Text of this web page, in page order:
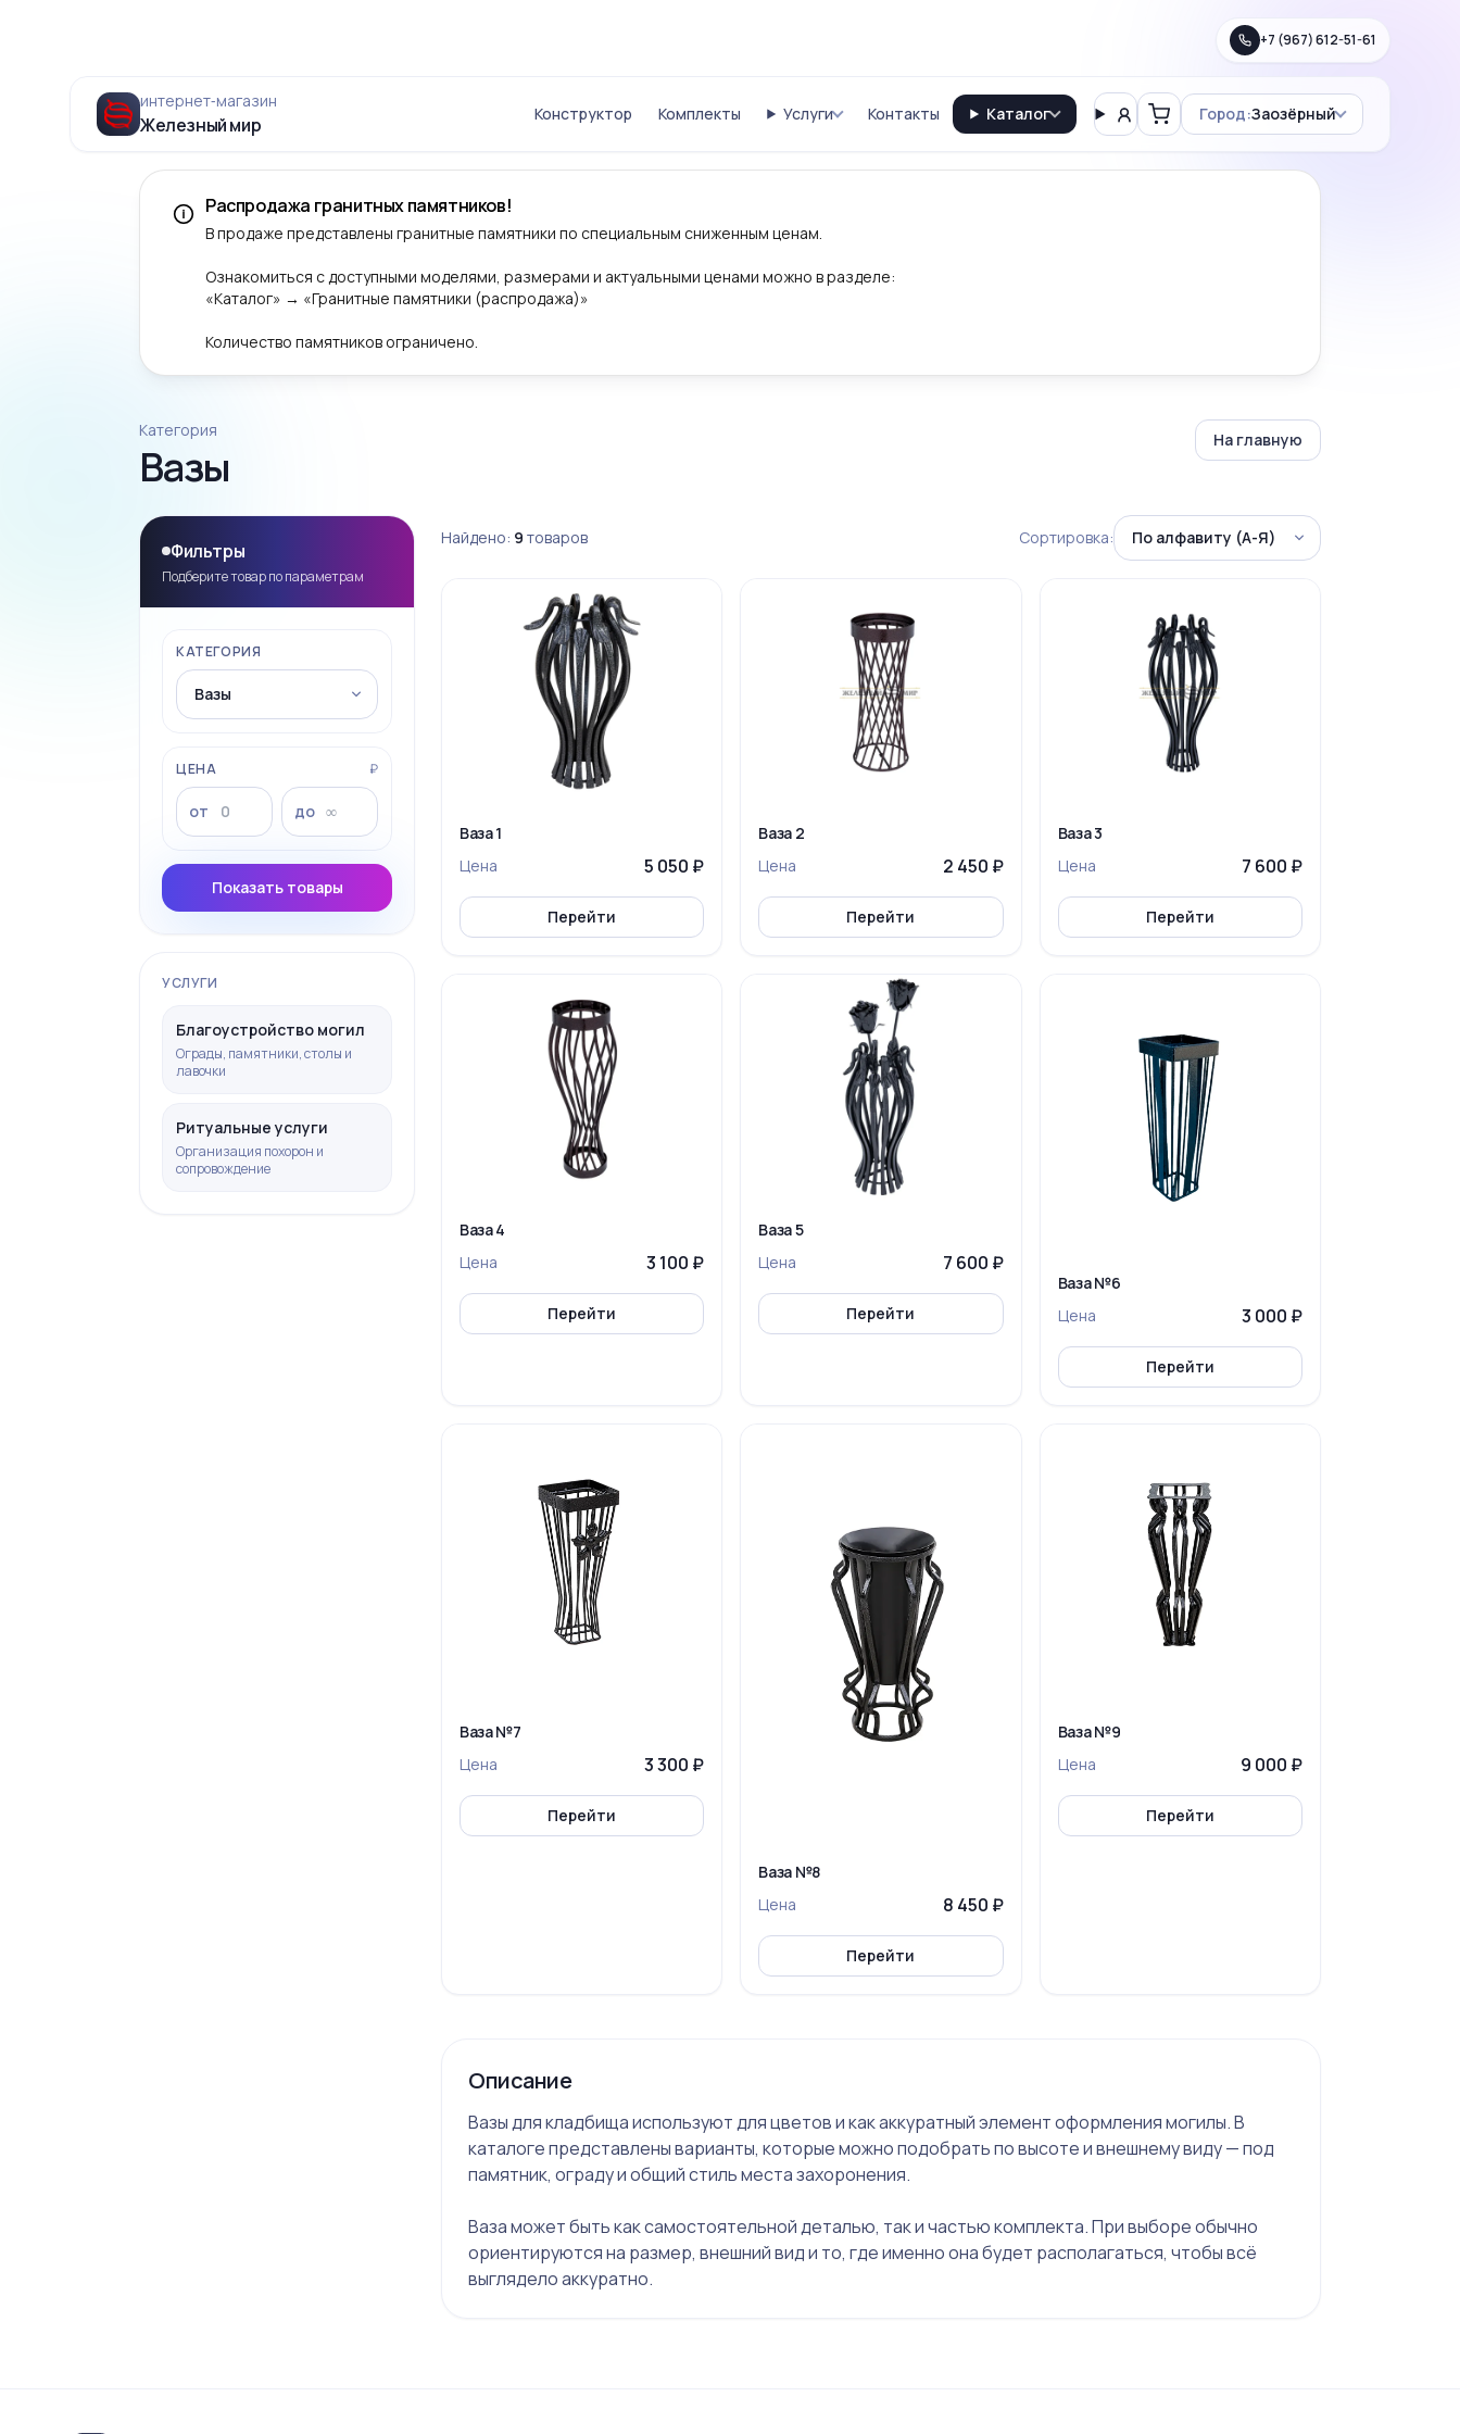
+7 (967) 612-51-61
интернет‑магазин
Железный мир Конструктор Комплекты Услуги Контакты Каталог ВходКорзинаГород:Заозёрный
Распродажа гранитных памятников!
В продаже представлены гранитные памятники по специальным сниженным ценам.
Ознакомиться с доступными моделями, размерами и актуальными ценами можно в разделе:
«Каталог» → «Гранитные памятники (распродажа)»
Количество памятников ограничено.
Категория
Вазы
На главную
Фильтры
Подберите товар по параметрам
КАТЕГОРИЯ
ЦЕНА ₽
от до
Показать товары
УСЛУГИ
Благоустройство могил
Ограды, памятники, столы и
лавочки
Ритуальные услуги
Организация похорон и
сопровождение
Найдено: 9 товаров Сортировка:
Ваза 1
Цена
5 050 ₽
Перейти
Ваза 2
Цена
2 450 ₽
Перейти
Ваза 3
Цена
7 600 ₽
Перейти
Ваза 4
Цена
3 100 ₽
Перейти
Ваза 5
Цена
7 600 ₽
Перейти
Ваза №6
Цена
3 000 ₽
Перейти
Ваза №7
Цена
3 300 ₽
Перейти
Ваза №8
Цена
8 450 ₽
Перейти
Ваза №9
Цена
9 000 ₽
Перейти
Описание
Вазы для кладбища используют для цветов и как аккуратный элемент оформления могилы. В
каталоге представлены варианты, которые можно подобрать по высоте и внешнему виду — под
памятник, ограду и общий стиль места захоронения.
Ваза может быть как самостоятельной деталью, так и частью комплекта. При выборе обычно
ориентируются на размер, внешний вид и то, где именно она будет располагаться, чтобы всё
выглядело аккуратно.